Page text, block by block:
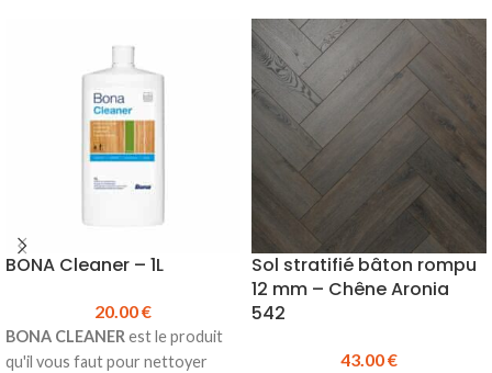
BONA Cleaner – 1L
20.00€
BONA CLEANER est le produit
qu'il vous faut pour nettoyer
Sol stratifié bâton rompu
12 mm – Chêne Aronia
542
43.00€